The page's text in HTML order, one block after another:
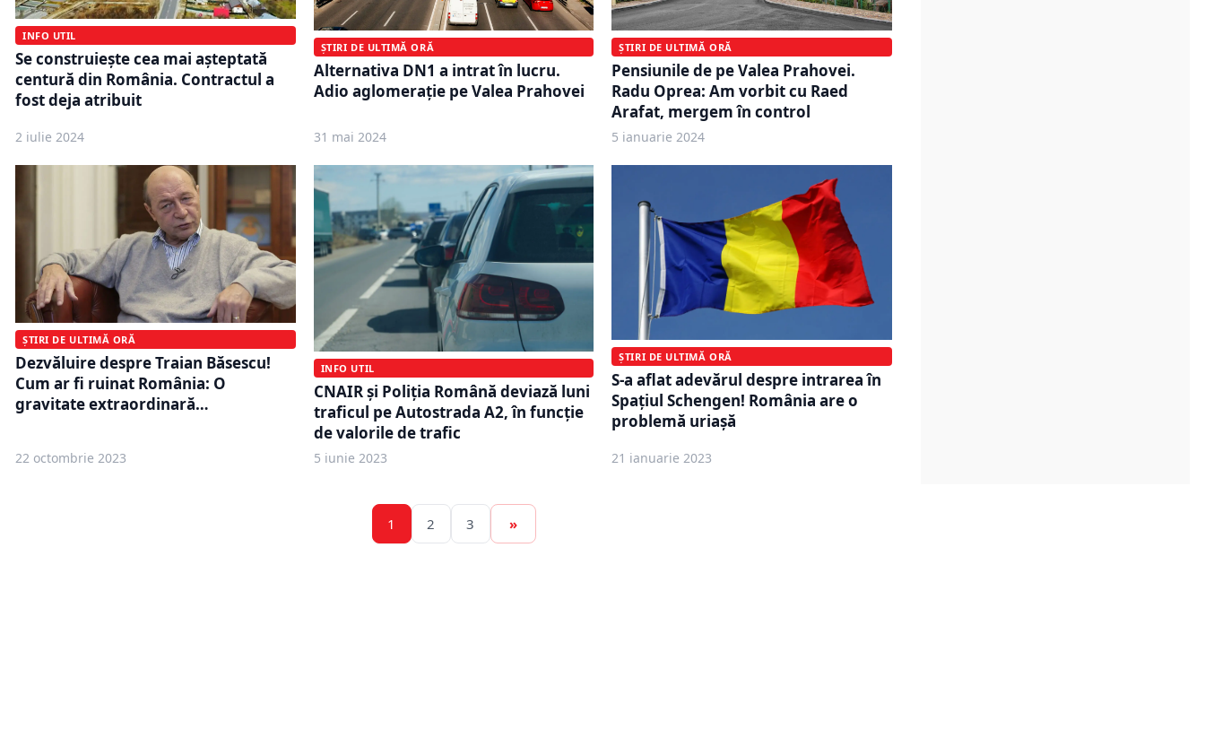
INFO UTIL
Se construiește cea mai așteptată
centură din România. Contractul a
fost deja atribuit
2 iulie 2024
ȘTIRI DE ULTIMĂ ORĂ
Alternativa DN1 a intrat în lucru.
Adio aglomerație pe Valea Prahovei
31 mai 2024
ȘTIRI DE ULTIMĂ ORĂ
Pensiunile de pe Valea Prahovei.
Radu Oprea: Am vorbit cu Raed
Arafat, mergem în control
5 ianuarie 2024
ȘTIRI DE ULTIMĂ ORĂ
Dezvăluire despre Traian Băsescu!
Cum ar fi ruinat România: O
gravitate extraordinară…
22 octombrie 2023
INFO UTIL
CNAIR şi Poliţia Română deviază luni
traficul pe Autostrada A2, în funcţie
de valorile de trafic
5 iunie 2023
ȘTIRI DE ULTIMĂ ORĂ
S-a aflat adevărul despre intrarea în
Spațiul Schengen! România are o
problemă uriașă
21 ianuarie 2023
1 2 3 »